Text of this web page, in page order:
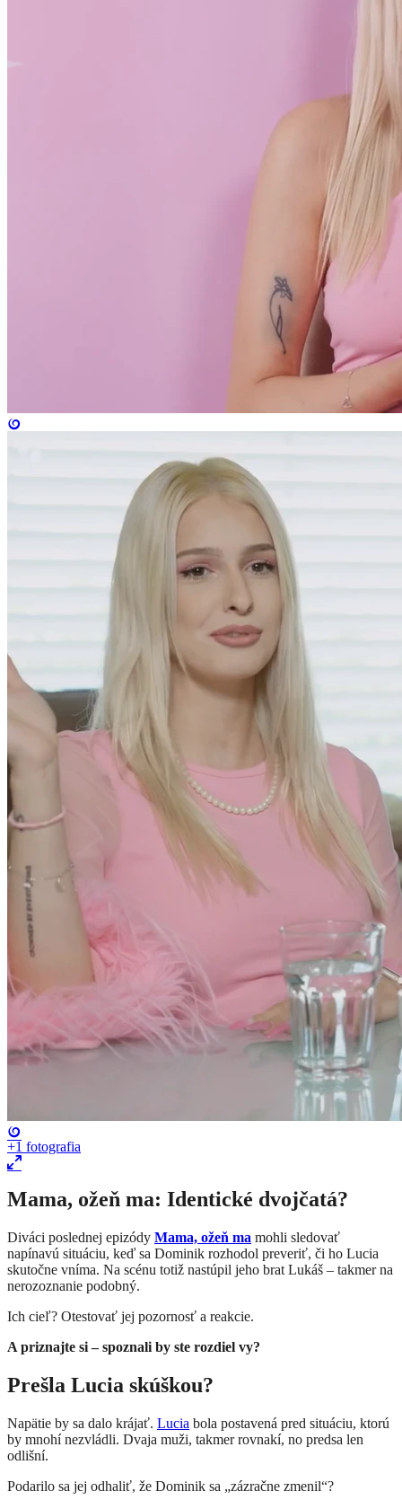
+1 fotografia
Mama, ožeň ma: Identické dvojčatá?
Diváci poslednej epizódy Mama, ožeň ma mohli sledovať
napínavú situáciu, keď sa Dominik rozhodol preveriť, či ho Lucia
skutočne vníma. Na scénu totiž nastúpil jeho brat Lukáš – takmer na
nerozoznanie podobný.
Ich cieľ? Otestovať jej pozornosť a reakcie.
A priznajte si – spoznali by ste rozdiel vy?
Prešla Lucia skúškou?
Napätie by sa dalo krájať. Lucia bola postavená pred situáciu, ktorú
by mnohí nezvládli. Dvaja muži, takmer rovnakí, no predsa len
odlišní.
Podarilo sa jej odhaliť, že Dominik sa „zázračne zmenil“?